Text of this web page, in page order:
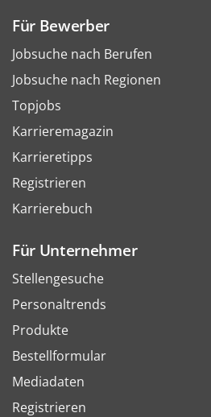
Für Bewerber
Jobsuche nach Berufen
Jobsuche nach Regionen
Topjobs
Karrieremagazin
Karrieretipps
Registrieren
Karrierebuch
Für Unternehmer
Stellengesuche
Personaltrends
Produkte
Bestellformular
Mediadaten
Registrieren